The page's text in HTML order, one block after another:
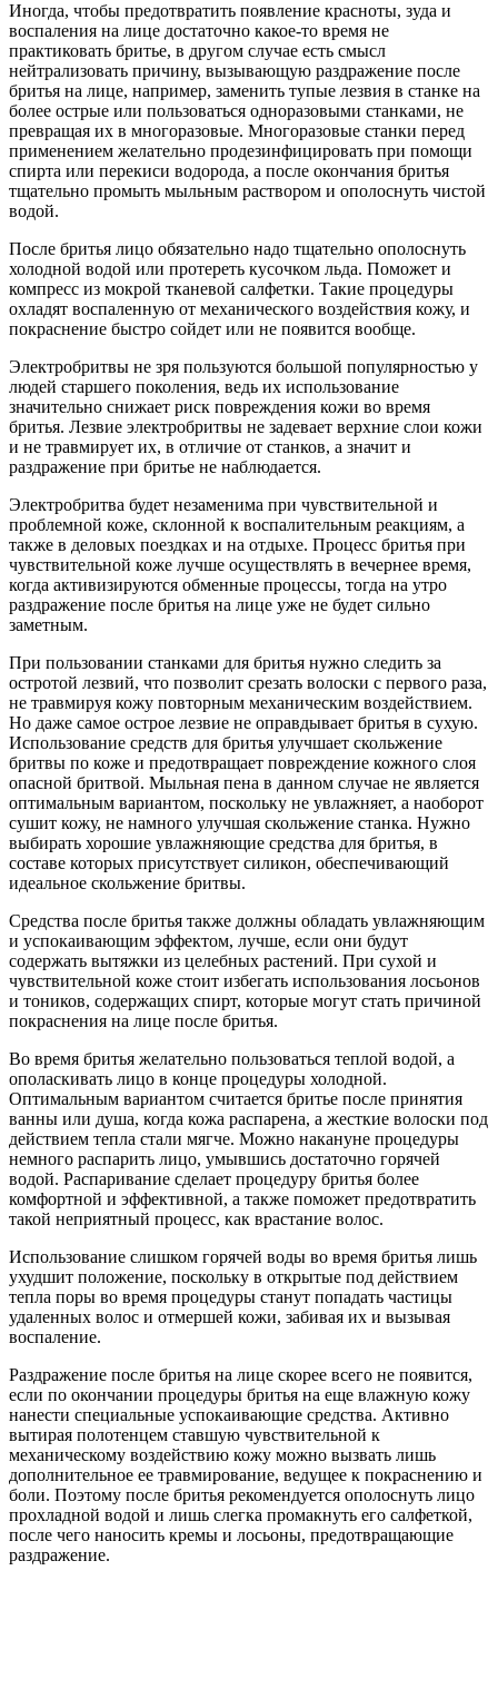
Иногда, чтобы предотвратить появление красноты, зуда и
воспаления на лице достаточно какое-то время не
практиковать бритье, в другом случае есть смысл
нейтрализовать причину, вызывающую раздражение после
бритья на лице, например, заменить тупые лезвия в станке на
более острые или пользоваться одноразовыми станками, не
превращая их в многоразовые. Многоразовые станки перед
применением желательно продезинфицировать при помощи
спирта или перекиси водорода, а после окончания бритья
тщательно промыть мыльным раствором и ополоснуть чистой
водой.
После бритья лицо обязательно надо тщательно ополоснуть
холодной водой или протереть кусочком льда. Поможет и
компресс из мокрой тканевой салфетки. Такие процедуры
охладят воспаленную от механического воздействия кожу, и
покраснение быстро сойдет или не появится вообще.
Электробритвы не зря пользуются большой популярностью у
людей старшего поколения, ведь их использование
значительно снижает риск повреждения кожи во время
бритья. Лезвие электробритвы не задевает верхние слои кожи
и не травмирует их, в отличие от станков, а значит и
раздражение при бритье не наблюдается.
Электробритва будет незаменима при чувствительной и
проблемной коже, склонной к воспалительным реакциям, а
также в деловых поездках и на отдыхе. Процесс бритья при
чувствительной коже лучше осуществлять в вечернее время,
когда активизируются обменные процессы, тогда на утро
раздражение после бритья на лице уже не будет сильно
заметным.
При пользовании станками для бритья нужно следить за
остротой лезвий, что позволит срезать волоски с первого раза,
не травмируя кожу повторным механическим воздействием.
Но даже самое острое лезвие не оправдывает бритья в сухую.
Использование средств для бритья улучшает скольжение
бритвы по коже и предотвращает повреждение кожного слоя
опасной бритвой. Мыльная пена в данном случае не является
оптимальным вариантом, поскольку не увлажняет, а наоборот
сушит кожу, не намного улучшая скольжение станка. Нужно
выбирать хорошие увлажняющие средства для бритья, в
составе которых присутствует силикон, обеспечивающий
идеальное скольжение бритвы.
Средства после бритья также должны обладать увлажняющим
и успокаивающим эффектом, лучше, если они будут
содержать вытяжки из целебных растений. При сухой и
чувствительной коже стоит избегать использования лосьонов
и тоников, содержащих спирт, которые могут стать причиной
покраснения на лице после бритья.
Во время бритья желательно пользоваться теплой водой, а
ополаскивать лицо в конце процедуры холодной.
Оптимальным вариантом считается бритье после принятия
ванны или душа, когда кожа распарена, а жесткие волоски под
действием тепла стали мягче. Можно накануне процедуры
немного распарить лицо, умывшись достаточно горячей
водой. Распаривание сделает процедуру бритья более
комфортной и эффективной, а также поможет предотвратить
такой неприятный процесс, как врастание волос.
Использование слишком горячей воды во время бритья лишь
ухудшит положение, поскольку в открытые под действием
тепла поры во время процедуры станут попадать частицы
удаленных волос и отмершей кожи, забивая их и вызывая
воспаление.
Раздражение после бритья на лице скорее всего не появится,
если по окончании процедуры бритья на еще влажную кожу
нанести специальные успокаивающие средства. Активно
вытирая полотенцем ставшую чувствительной к
механическому воздействию кожу можно вызвать лишь
дополнительное ее травмирование, ведущее к покраснению и
боли. Поэтому после бритья рекомендуется ополоснуть лицо
прохладной водой и лишь слегка промакнуть его салфеткой,
после чего наносить кремы и лосьоны, предотвращающие
раздражение.